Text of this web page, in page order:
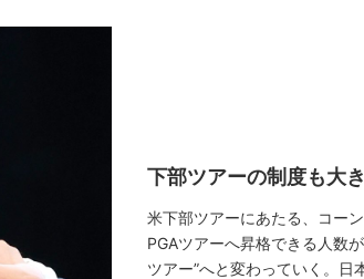
下部ツアーの制度も大
米下部ツアーにあたる、コー
PGAツアーへ昇格できる人数
ツアー”へと変わっていく。日